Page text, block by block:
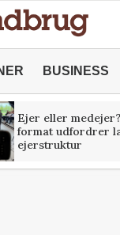
BUSINESS
Ejer eller
format udfordrer
ejerstruktur